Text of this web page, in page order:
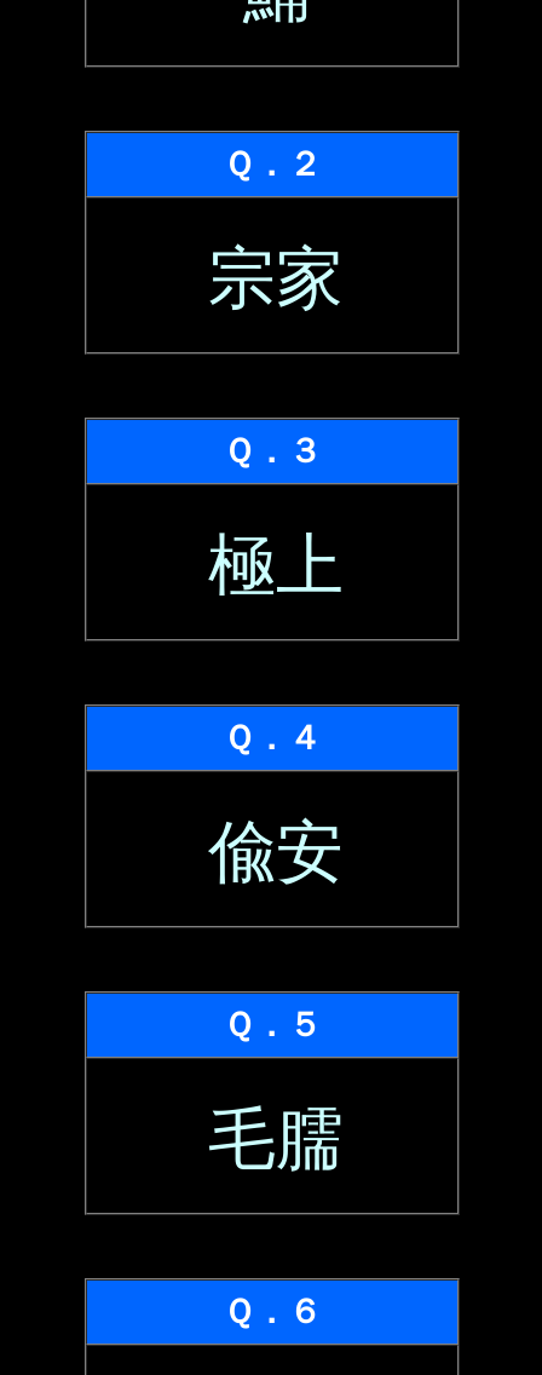
Ｑ．２
宗家
Ｑ．３
極上
Ｑ．４
偸安
Ｑ．５
毛臑
Ｑ．６